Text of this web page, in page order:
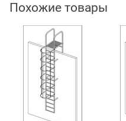
Похожие товары